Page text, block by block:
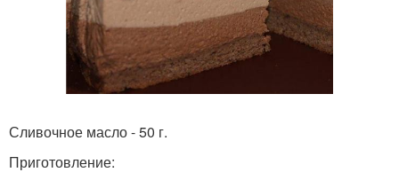
Сливочное масло - 50 г.
Приготовление: